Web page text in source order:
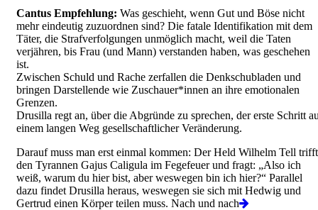
Cantus Empfehlung: Was geschieht, wenn Gut und Böse nicht
mehr eindeutig zuzuordnen sind? Die fatale Identifikation mit dem
Täter, die Strafverfolgungen unmöglich macht, weil die Taten
verjähren, bis Frau (und Mann) verstanden haben, was geschehen
ist.
Zwischen Schuld und Rache zerfallen die Denkschubladen und
bringen Darstellende wie Zuschauer*innen an ihre emotionalen
Grenzen.
Drusilla regt an, über die Abgründe zu sprechen, der erste Schritt
einem langen Weg gesellschaftlicher Veränderung.
Darauf muss man erst einmal kommen: Der Held Wilhelm Tell trifft
den Tyrannen Gajus Caligula im Fegefeuer und fragt: „Also ich
weiß, warum du hier bist, aber weswegen bin ich hier?“ Parallel
dazu findet Drusilla heraus, weswegen sie sich mit Hedwig und
Gertrud einen Körper teilen muss. Nach und nach